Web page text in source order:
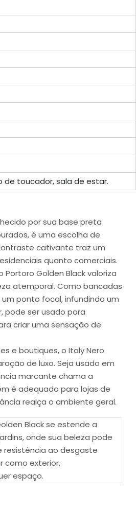
de toucador, sala de estar.
por sua base preta
é uma escolha de
cativante traz um
quanto comerciais.
Portoro Golden Black valoriza
atemporal. Como bancadas
ponto focal, infundindo um
pode ser usado para
criar uma sensação de
e boutiques, o Italy Nero
de luxo. Seja usado em
marcante chama a
é adequado para lojas de
realça o ambiente geral.
Black se estende a
onde sua beleza pode
resistência ao desgaste
como exterior,
espaço.